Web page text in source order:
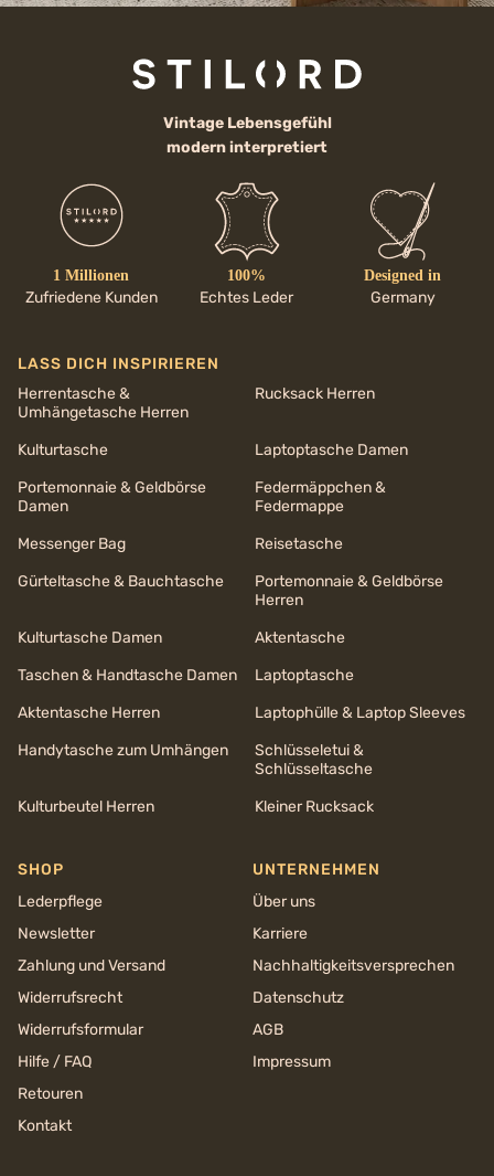
Vintage Lebensgefühl
modern interpretiert
1 Millionen
Zufriedene Kunden
100%
Echtes Leder
Designed in
Germany
LASS DICH INSPIRIEREN
Herrentasche &
Umhängetasche Herren
Rucksack Herren
Kulturtasche
Laptoptasche Damen
Portemonnaie & Geldbörse
Damen
Federmäppchen &
Federmappe
Messenger Bag
Reisetasche
Gürteltasche & Bauchtasche
Portemonnaie & Geldbörse
Herren
Kulturtasche Damen
Aktentasche
Taschen & Handtasche Damen
Laptoptasche
Aktentasche Herren
Laptophülle & Laptop Sleeves
Handytasche zum Umhängen
Schlüsseletui &
Schlüsseltasche
Kulturbeutel Herren
Kleiner Rucksack
SHOP
Lederpflege
Newsletter
Zahlung und Versand
Widerrufsrecht
Widerrufsformular
Hilfe / FAQ
Retouren
Kontakt
UNTERNEHMEN
Über uns
Karriere
Nachhaltigkeits­versprechen
Datenschutz
AGB
Impressum